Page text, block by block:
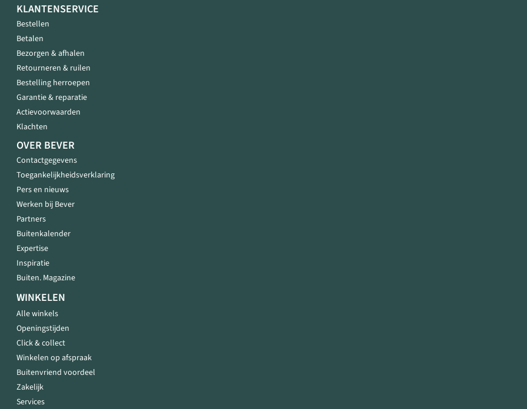
KLANTENSERVICE
Bestellen
Betalen
Bezorgen & afhalen
Retourneren & ruilen
Bestelling herroepen
Garantie & reparatie
Actievoorwaarden
Klachten
OVER BEVER
Contactgegevens
Toegankelijkheidsverklaring
Pers en nieuws
Werken bij Bever
Partners
Buitenkalender
Expertise
Inspiratie
Buiten. Magazine
WINKELEN
Alle winkels
Openingstijden
Click & collect
Winkelen op afspraak
Buitenvriend voordeel
Zakelijk
Services